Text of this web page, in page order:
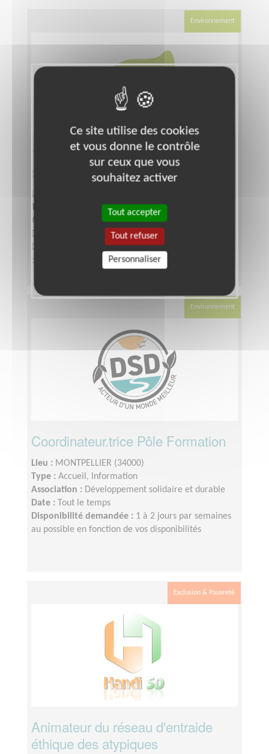
Environnement
Trésorier/ère d'une association de
développement solidaire et durable
Lieu :
Gestion financière et comptable
Association :
Développement solidaire et durable
Date :
Disponibilité demandée :En fonction des
disponibilités, quelques heures par semaine
Environnement
Coordinateur.trice Pôle Formation
Lieu : MONTPELLIER (34000)
Type : Accueil, Information
Association : Développement solidaire et durable
Date :
Tout le temps
Disponibilité demandée : 1 à 2 jours par semaines
au possible en fonction de vos disponibilités
Exclusion & Pauvreté
Animateur du réseau d'entraide
éthique des atypiques
Ce site utilise des cookies
et vous donne le contrôle
sur ceux que vous
souhaitez activer
Tout accepter
Tout refuser
Personnaliser